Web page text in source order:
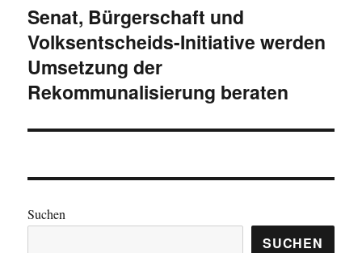
Nächster
Beitrag:
Senat, Bürgerschaft und
Volksentscheids-Initiative werden
Umsetzung der
Rekommunalisierung beraten
Suchen
SUCHEN